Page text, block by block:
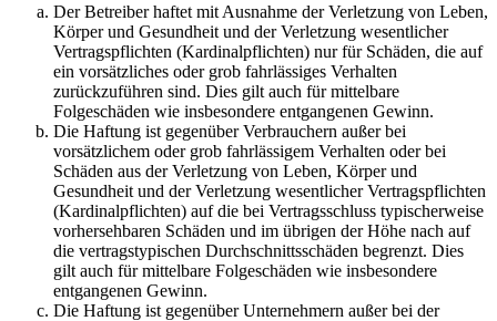
Der Betreiber haftet mit Ausnahme der Verletzung von Leben,
Körper und Gesundheit und der Verletzung wesentlicher
Vertragspflichten (Kardinalpflichten) nur für Schäden, die auf
ein vorsätzliches oder grob fahrlässiges Verhalten
zurückzuführen sind. Dies gilt auch für mittelbare
Folgeschäden wie insbesondere entgangenen Gewinn.
Die Haftung ist gegenüber Verbrauchern außer bei
vorsätzlichem oder grob fahrlässigem Verhalten oder bei
Schäden aus der Verletzung von Leben, Körper und
Gesundheit und der Verletzung wesentlicher Vertragspflichten
(Kardinalpflichten) auf die bei Vertragsschluss typischerweise
vorhersehbaren Schäden und im übrigen der Höhe nach auf
die vertragstypischen Durchschnittsschäden begrenzt. Dies
gilt auch für mittelbare Folgeschäden wie insbesondere
entgangenen Gewinn.
Die Haftung ist gegenüber Unternehmern außer bei der